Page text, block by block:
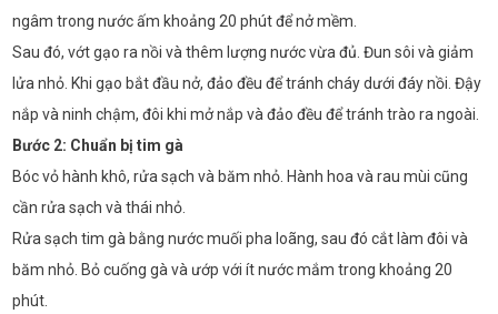
ngâm trong nước ấm khoảng 20 phút để nở mềm.
Sau đó, vớt gạo ra nồi và thêm lượng nước vừa đủ. Đun sôi và giảm
lửa nhỏ. Khi gạo bắt đầu nở, đảo đều để tránh cháy dưới đáy nồi. Đậy
nắp và ninh chậm, đôi khi mở nắp và đảo đều để tránh trào ra ngoài.
Bước 2: Chuẩn bị tim gà
Bóc vỏ hành khô, rửa sạch và băm nhỏ. Hành hoa và rau mùi cũng
cần rửa sạch và thái nhỏ.
Rửa sạch tim gà bằng nước muối pha loãng, sau đó cắt làm đôi và
băm nhỏ. Bỏ cuống gà và ướp với ít nước mắm trong khoảng 20
phút.